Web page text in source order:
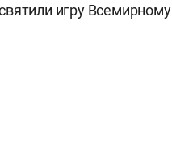
игру Всемирному